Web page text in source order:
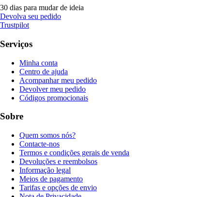
30 dias para mudar de ideia
Devolva seu pedido
Trustpilot
Serviços
Minha conta
Centro de ajuda
Acompanhar meu pedido
Devolver meu pedido
Códigos promocionais
Sobre
Quem somos nós?
Contacte-nos
Termos e condições gerais de venda
Devoluções e reembolsos
Informação legal
Meios de pagamento
Tarifas e opções de envio